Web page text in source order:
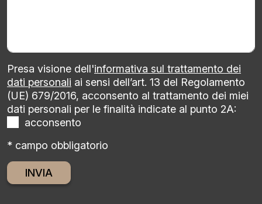
Presa visione dell'informativa sul trattamento dei
dati personali ai sensi dell’art. 13 del Regolamento
(UE) 679/2016, acconsento al trattamento dei miei
dati personali per le finalità indicate al punto 2A:
acconsento
* campo obbligatorio